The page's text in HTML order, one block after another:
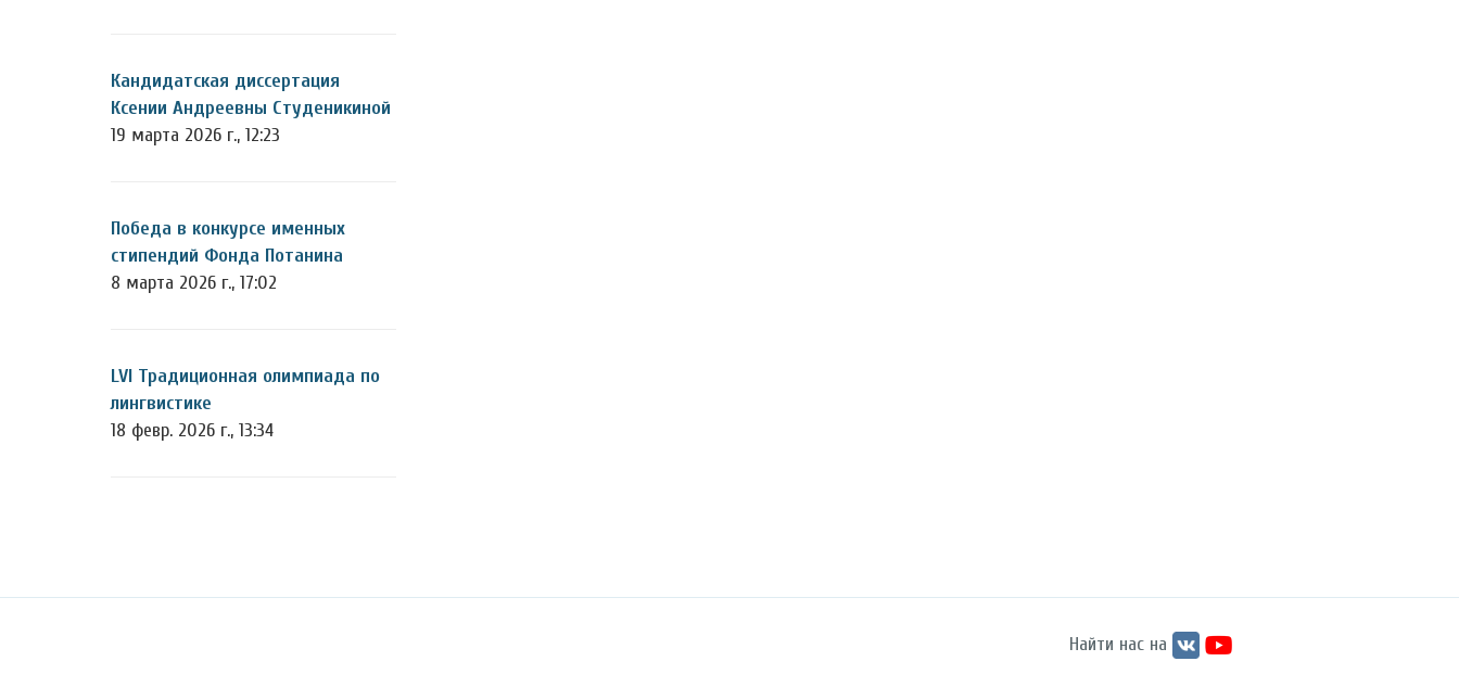
Кандидатская диссертация
Ксении Андреевны Студеникиной
19 марта 2026 г., 12:23
Победа в конкурсе именных
стипендий Фонда Потанина
8 марта 2026 г., 17:02
LVI Традиционная олимпиада по
лингвистике
18 февр. 2026 г., 13:34
Найти нас на